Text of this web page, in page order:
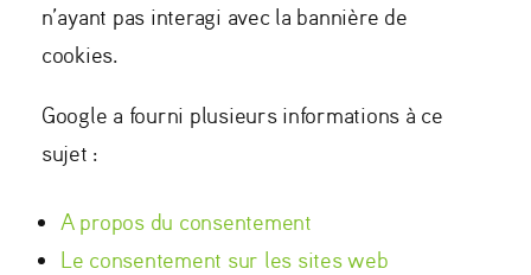
n’ayant pas interagi avec la bannière de
cookies.
Google a fourni plusieurs informations à ce
sujet :
A propos du consentement
Le consentement sur les sites web